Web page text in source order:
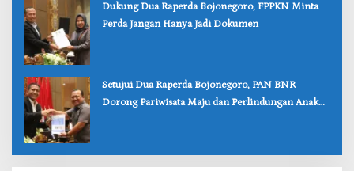
‎Dukung Dua Raperda Bojonegoro, FPPKN Minta
Perda Jangan Hanya Jadi Dokumen
‎Setujui Dua Raperda Bojonegoro, PAN BNR
Dorong Pariwisata Maju dan Perlindungan Anak